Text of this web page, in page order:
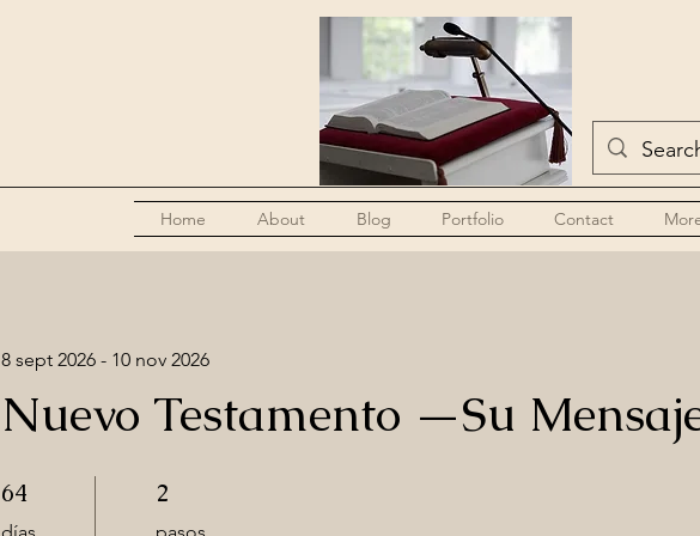
Home About Blog Portfolio Contact
Nuevo Testamento —Su
8 sept 2026 - 10 nov 2026
64
64 días 2
2 pasos